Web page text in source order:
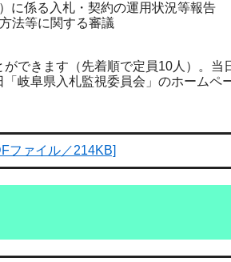
に係る入札・契約の運用状況等報告
法等に関する審議
できます（先着順で定員10人）。当
岐阜県入札監視委員会」のホーム
ファイル／214KB]